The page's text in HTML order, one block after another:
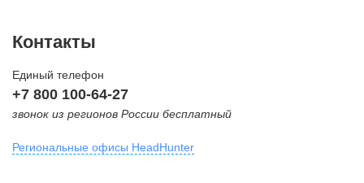
Контакты
Единый телефон
+7 800 100-64-27
звонок из регионов России бесплатный
Региональные офисы HeadHunter